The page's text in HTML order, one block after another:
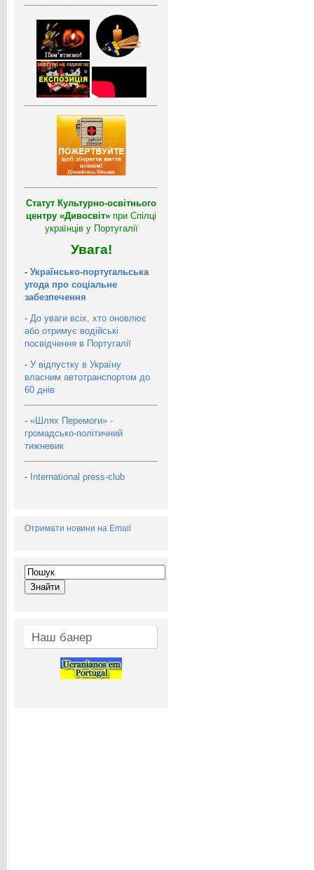
Статут Культурно-освітнього
центру «Дивосвіт» при Спілці
українців у Португалії
Увага!
- Українсько-португальська
угода про соціальне
забезпечення
- До уваги всіх, хто оновлює
або отримує водійські
посвідчення в Португалії
- У відпустку в Україну
власним автотранспортом до
60 днів
- «Шлях Перемоги» -
громадсько-політичний
тижневик
- International press-club
Отримати новини на Email
Наш банер